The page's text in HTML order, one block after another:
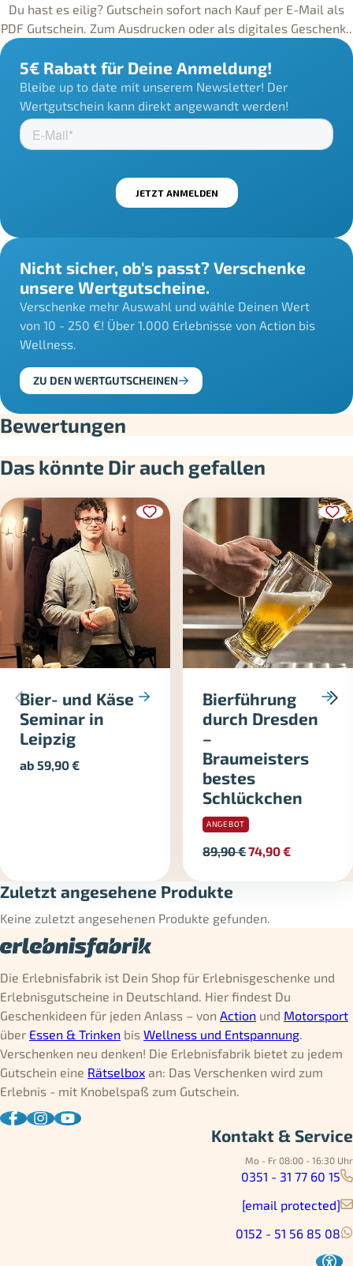
Du hast es eilig? Gutschein sofort nach Kauf per E-Mail als
PDF Gutschein. Zum Ausdrucken oder als digitales Geschenk..
5€ Rabatt für Deine Anmeldung!
Bleibe up to date mit unserem Newsletter! Der
Wertgutschein kann direkt angewandt werden!
Nicht sicher, ob's passt? Verschenke
unsere Wertgutscheine.
Verschenke mehr Auswahl und wähle Deinen Wert
von 10 - 250 €! Über 1.000 Erlebnisse von Action bis
Wellness.
ZU DEN WERTGUTSCHEINEN
Bewertungen
Das könnte Dir auch gefallen
Bier- und Käse
Seminar in
Leipzig
ab59,90€
Bierführung
durch Dresden
–
Braumeisters
bestes
Schlückchen
ANGEBOT
89,90€74,90€
Zuletzt angesehene Produkte
Keine zuletzt angesehenen Produkte gefunden.
Die Erlebnisfabrik ist Dein Shop für Erlebnisgeschenke und
Erlebnisgutscheine in Deutschland. Hier findest Du
Geschenkideen für jeden Anlass – von Action und Motorsport
über Essen & Trinken bis Wellness und Entspannung.
Verschenken neu denken! Die Erlebnisfabrik bietet zu jedem
Gutschein eine Rätselbox an: Das Verschenken wird zum
Erlebnis - mit Knobelspaß zum Gutschein.
Kontakt & Service
Mo - Fr 08:00 - 16:30 Uhr
0351 - 31 77 60 15
[email protected]
0152 - 51 56 85 08